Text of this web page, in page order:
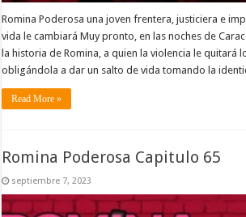
Romina Poderosa una joven frentera, justiciera e
vida le cambiará Muy pronto, en las noches de
la historia de Romina, a quien la violencia le quitará
obligándola a dar un salto de vida tomando la
Read More »
Romina Poderosa Capitulo 65
septiembre 7, 2023